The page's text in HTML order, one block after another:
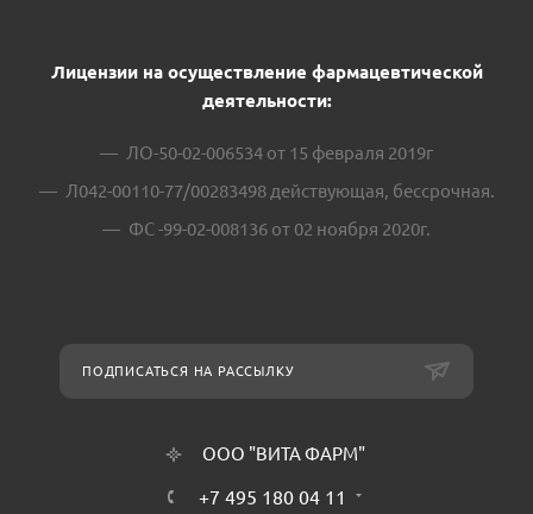
Лицензии на осуществление фармацевтической
деятельности:
ЛО-50-02-006534 от 15 февраля 2019г
Л042-00110-77/00283498 действующая, бессрочная.
ФС -99-02-008136 от 02 ноября 2020г.
ПОДПИСАТЬСЯ НА РАССЫЛКУ
ООО "ВИТА ФАРМ"
+7 495 180 04 11